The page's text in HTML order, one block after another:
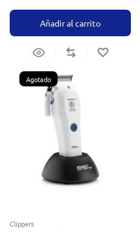
Añadir al carrito
Agotado
Clippers